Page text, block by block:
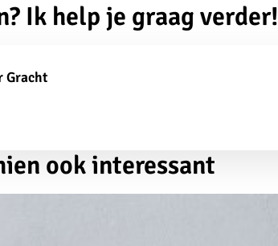
Ik help je graag verder!
Gracht
ook interessant